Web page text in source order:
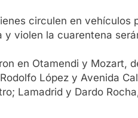
circulen en
violen la cuarentena
en Otamendi y Mozart,
López y Avenida
Lamadrid y Dardo